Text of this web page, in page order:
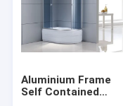
Aluminium Frame
Self Contained